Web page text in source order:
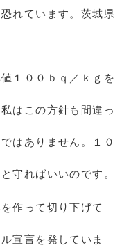
れています。茨城県
１００ｂｑ／ｋｇを
はこの方針も間違っ
はありません。１０
守ればいいのです。
作って切り下げて
宣言を発していま